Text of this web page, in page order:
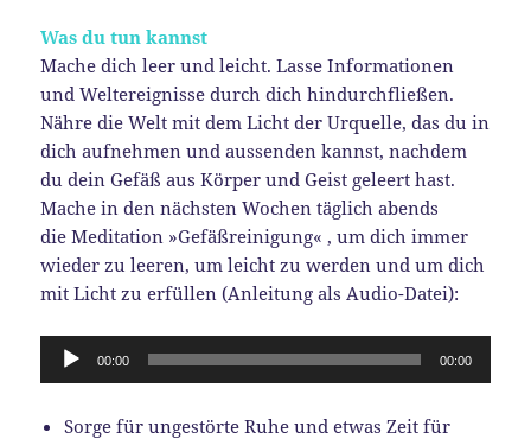
Was du tun kannst
Mache dich leer und leicht. Lasse Informationen
und Weltereignisse durch dich hindurchfließen.
Nähre die Welt mit dem Licht der Urquelle, das du in
dich aufnehmen und aussenden kannst, nachdem
du dein Gefäß aus Körper und Geist geleert hast.
Mache in den nächsten Wochen täglich abends
die Meditation »Gefäßreinigung« , um dich immer
wieder zu leeren, um leicht zu werden und um dich
mit Licht zu erfüllen (Anleitung als Audio-Datei):
Audio-
00:00 00:00
Sorge für ungestörte Ruhe und etwas Zeit für